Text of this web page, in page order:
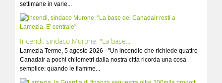
settimane in varie...
Incendi, sindaco Murone: "La base...
Lamezia Terme, 5 agosto 2026 - "Un incendio che richiede quattro
Canadair a pochi chilometri dalla nostra città ricorda una cosa
semplice: quando le fiamme...